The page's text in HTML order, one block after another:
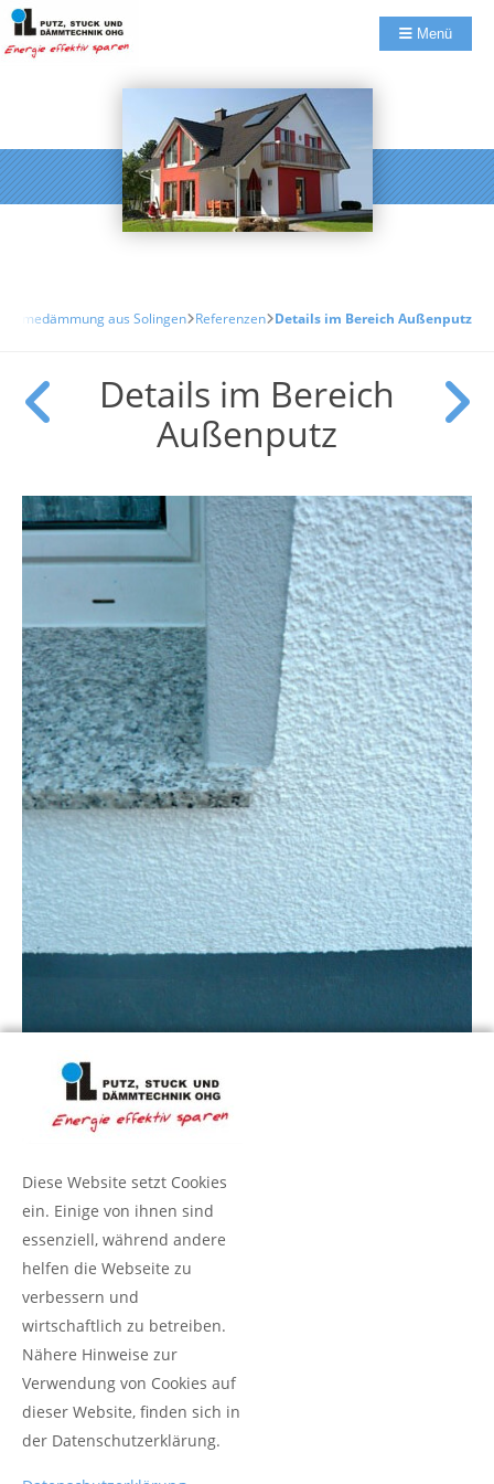
Menü
aus Solingen Referenzen Details im Bereich Außenputz
Details im Bereich
Außenputz
Details im Bereich Außenputz
Anschrift
IL Putz, Stuck und Dämmtechnik OHG
Friedrich-Wilhelm-Str. 95
42655 Solingen
Kontakt
Fon 0212.23 566 144
Fax 0212.23 566 145
Diese Website setzt Cookies
ein. Einige von ihnen sind
essenziell, während andere
helfen die Webseite zu
verbessern und
wirtschaftlich zu betreiben.
Nähere Hinweise zur
Verwendung von Cookies auf
dieser Website, finden sich in
der Datenschutzerklärung.